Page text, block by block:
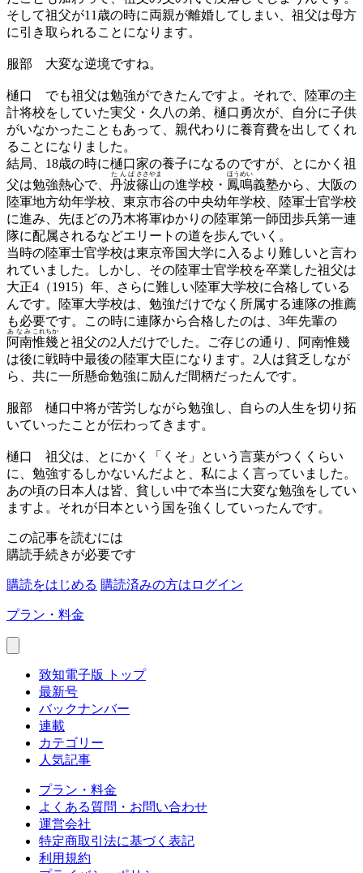
そして祖父が11歳の時に両親が離婚してしまい、祖父は母方
に引き取られることになります。
服部 大変な逆境ですね。
樋口
でも祖父は勉強ができたんですよ。それで、陸軍の主
計将校をしていた実父・久八の弟、樋口勇次が、自分に子供
がいなかったこともあって、親代わりに養育費を出してくれ
ることになりました。
結局、18歳の時に樋口家の養子になるのですが、とにかく祖
父は勉強熱心で、 丹波
たんば
篠山
ささやま
の進学校・ 鳳鳴
ほうめい
義塾から、大阪の
陸軍地方幼年学校、東京市谷の中央幼年学校、陸軍士官学校
に進み、先ほどの乃木将軍ゆかりの陸軍第一師団歩兵第一連
隊に配属されるなどエリートの道を歩んでいく。
当時の陸軍士官学校は東京帝国大学に入るより難しいと言わ
れていました。しかし、その陸軍士官学校を卒業した祖父は
大正4（1915）年、さらに難しい陸軍大学校に合格している
んです。陸軍大学校は、勉強だけでなく所属する連隊の推薦
も必要です。この時に連隊から合格したのは、3年先輩の
阿南
あなみ
惟幾
これちか
と祖父の2人だけでした。ご存じの通り、阿南惟幾
は後に戦時中最後の陸軍大臣になります。2人は貧乏しなが
ら、共に一所懸命勉強に励んだ間柄だったんです。
服部 樋口中将が苦労しながら勉強し、自らの人生を切り拓
いていったことが伝わってきます。
樋口
祖父は、とにかく「くそ」という言葉がつくくらい
に、勉強するしかないんだよと、私によく言っていました。
あの頃の日本人は皆、貧しい中で本当に大変な勉強をしてい
ますよ。それが日本という国を強くしていったんです。
この記事を読むには
購読手続きが必要です
購読をはじめる 購読済みの方はログイン
プラン・料金
致知電子版 トップ
最新号
バックナンバー
連載
カテゴリー
人気記事
プラン・料金
よくある質問・お問い合わせ
運営会社
特定商取引法に基づく表記
利用規約